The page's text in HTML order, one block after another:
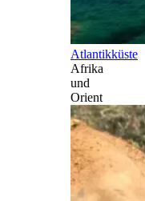
Atlantikküste
Afrika
und
Orient